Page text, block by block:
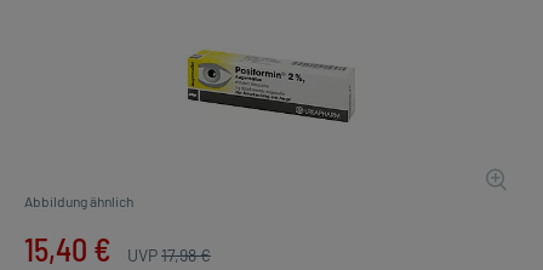
Abbildung ähnlich
15,40 € UVP17,98 €